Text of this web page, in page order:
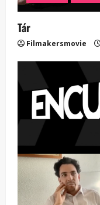
Tár
Filmakersmovie